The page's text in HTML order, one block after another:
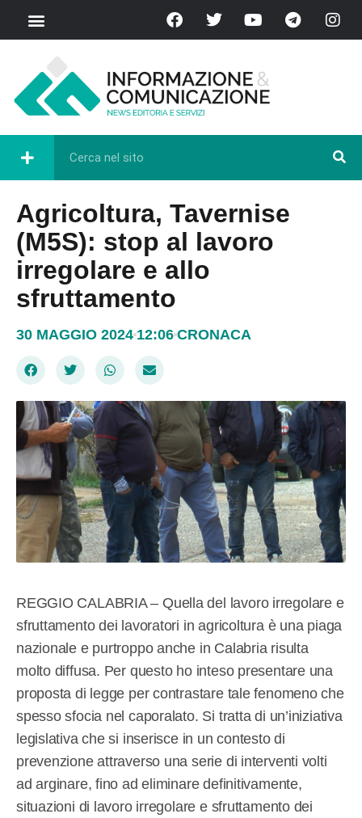
Agricoltura, Tavernise
(M5S): stop al lavoro
irregolare e allo
sfruttamento
30 MAGGIO 2024 12:06 CRONACA
REGGIO CALABRIA – Quella del lavoro irregolare e
sfruttamento dei lavoratori in agricoltura è una piaga
nazionale e purtroppo anche in Calabria risulta
molto diffusa. Per questo ho inteso presentare una
proposta di legge per contrastare tale fenomeno che
spesso sfocia nel caporalato. Si tratta di un’iniziativa
legislativa che si inserisce in un contesto di
prevenzione attraverso una serie di interventi volti
ad arginare, fino ad eliminare definitivamente,
situazioni di lavoro irregolare e sfruttamento dei